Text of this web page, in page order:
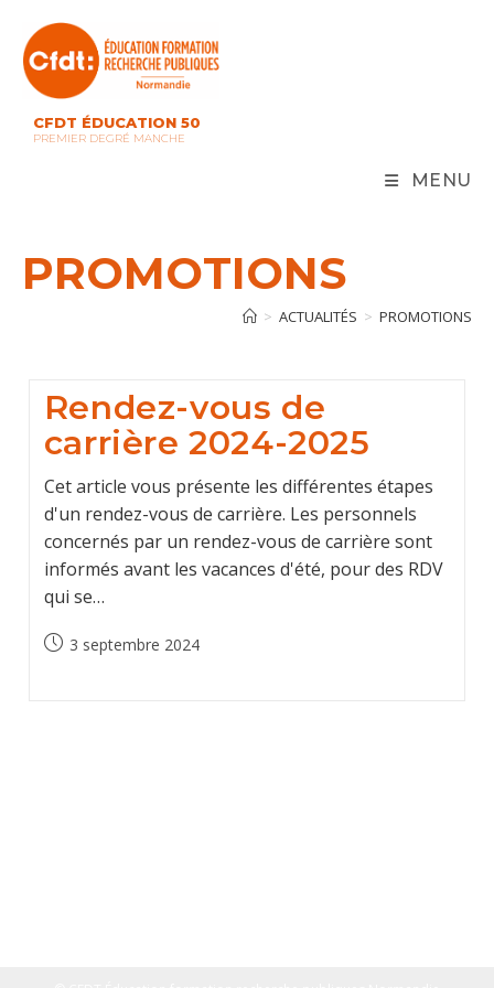
content
CFDT ÉDUCATION 50
PREMIER DEGRÉ MANCHE
MENU
PROMOTIONS
> ACTUALITÉS > PROMOTIONS
Rendez-vous de
carrière 2024-2025
Cet article vous présente les différentes étapes
d'un rendez-vous de carrière. Les personnels
concernés par un rendez-vous de carrière sont
informés avant les vacances d'été, pour des RDV
qui se…
Publication
3 septembre 2024